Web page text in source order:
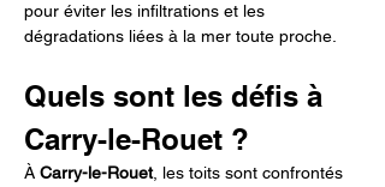
pour éviter les infiltrations et les
dégradations liées à la mer toute proche.
Quels sont les défis à
Carry-le-Rouet ?
À Carry-le-Rouet, les toits sont confrontés